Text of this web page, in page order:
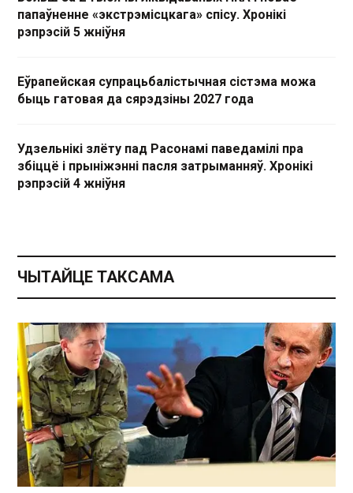
папаўненне «экстрэмісцкага» спісу. Хронікі
рэпрэсій 5 жніўня
Еўрапейская супрацьбалістычная сістэма можа
быць гатовая да сярэдзіны 2027 года
Удзельнікі злёту пад Расонамі паведамілі пра
збіццё і прыніжэнні пасля затрыманняў. Хронікі
рэпрэсій 4 жніўня
ЧЫТАЙЦЕ ТАКСАМА